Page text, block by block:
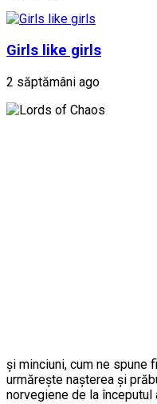
Girls like girls
2 săptămâni ago
și minciuni, cum ne spune
urmărește nașterea și
norvegiene de la începutul